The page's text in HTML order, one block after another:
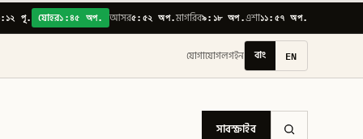
পূ. যোহর১:৪৫ অপ. আসর৫:৫২ অপ.মাগরিব৯:১৮ অপ.এশা১১:৫৭ অপ.
যোগাযোগলগইন বাং EN
সাবস্ক্রাইব